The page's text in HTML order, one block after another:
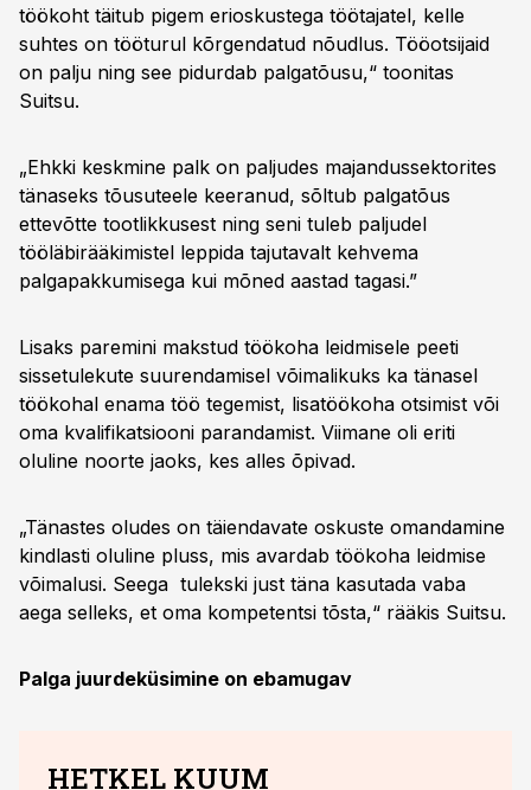
töökoht täitub pigem erioskustega töötajatel, kelle
suhtes on tööturul kõrgendatud nõudlus. Tööotsijaid
on palju ning see pidurdab palgatõusu,“ toonitas
Suitsu.
„Ehkki keskmine palk on paljudes majandussektorites
tänaseks tõusuteele keeranud, sõltub palgatõus
ettevõtte tootlikkusest ning seni tuleb paljudel
tööläbirääkimistel leppida tajutavalt kehvema
palgapakkumisega kui mõned aastad tagasi.”
Lisaks paremini makstud töökoha leidmisele peeti
sissetulekute suurendamisel võimalikuks ka tänasel
töökohal enama töö tegemist, lisatöökoha otsimist või
oma kvalifikatsiooni parandamist. Viimane oli eriti
oluline noorte jaoks, kes alles õpivad.
„Tänastes oludes on täiendavate oskuste omandamine
kindlasti oluline pluss, mis avardab töökoha leidmise
võimalusi. Seega tulekski just täna kasutada vaba
aega selleks, et oma kompetentsi tõsta,“ rääkis Suitsu.
Palga juurdeküsimine on ebamugav
HETKEL KUUM